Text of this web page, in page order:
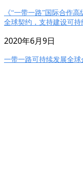
《“一带一路”国际合作
全球契约，支持建设可
2020年6月9日
一带一路可持续发展全